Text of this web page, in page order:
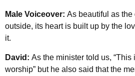
Male Voiceover: As beautiful as
outside, its heart is built up by the
it.
David: As the minister told us,
worship” but he also said that the